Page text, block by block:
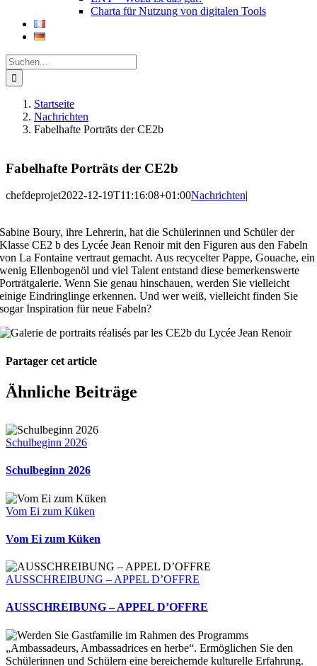
Charta für Nutzung von digitalen Tools
Suche
nach:
Startseite
Nachrichten
Fabelhafte Porträts der CE2b
Fabelhafte Porträts der CE2b
chefdeprojet2022-12-19T11:16:08+01:00Nachrichten|
Sabine Boury, ihre Lehrerin, hat die Schülerinnen und Schüler der
Klasse CE2 b des Lycée Jean Renoir mit den Figuren aus den Fabeln
von La Fontaine vertraut gemacht. Aus recycelter Pappe, Gouache, ein
wenig Ellenbogenöl und viel Talent entstand diese bemerkenswerte
Porträtgalerie. Wenn Sie genau hinschauen, werden Sie vielleicht
einige Eindringlinge erkennen. Und wer weiß, vielleicht finden Sie
sogar Inspiration für neue Fabeln?
Partager cet article
Facebook
X
Pinterest
E-
Mail
Ähnliche Beiträge
Schulbeginn 2026
Schulbeginn 2026
Vom Ei zum Küken
Vom Ei zum Küken
AUSSCHREIBUNG – APPEL D’OFFRE
AUSSCHREIBUNG – APPEL D’OFFRE